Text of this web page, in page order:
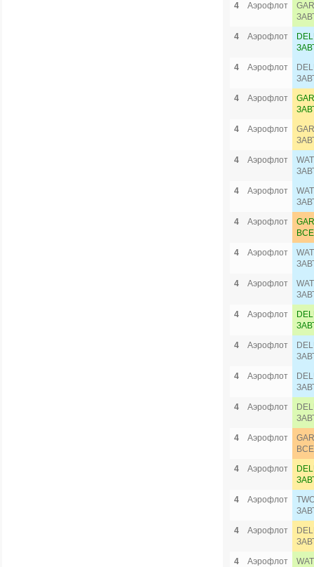
4 Аэрофлот
4
Аэрофлот
4
Аэрофлот
4
Аэрофлот
4
Аэрофлот
4
Аэрофлот
4
Аэрофлот
4
Аэрофлот
4
Аэрофлот
4
Аэрофлот
4
Аэрофлот
4
Аэрофлот
4
Аэрофлот
4
Аэрофлот
4
Аэрофлот
4
Аэрофлот
4
Аэрофлот
4
Аэрофлот
4
Аэрофлот